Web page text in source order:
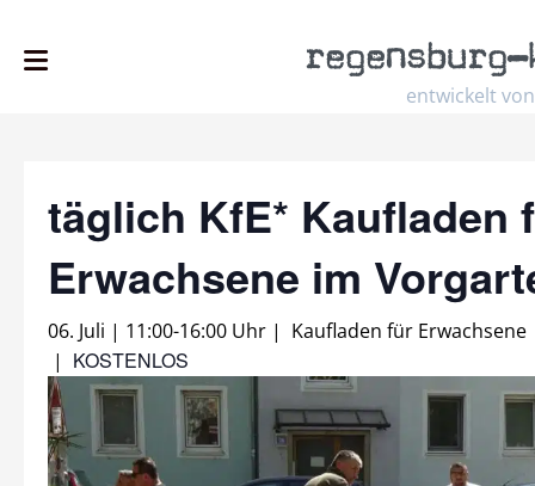
entwickelt von
regensburg–
täglich KfE* Kaufladen
Erwachsene im
06. Juli | 11:00-16:00 Uhr | Kaufladen für Erwachsene
| KOSTENLOS